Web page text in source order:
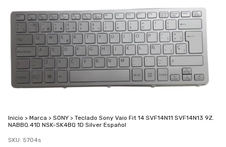
Inicio > Marca > SONY > Teclado Sony Vaio Fit 14 SVF14N11 SVF14N13 9Z.
NABBQ.41D NSK-SK4BQ 1D Silver Español
SKU: 5704s